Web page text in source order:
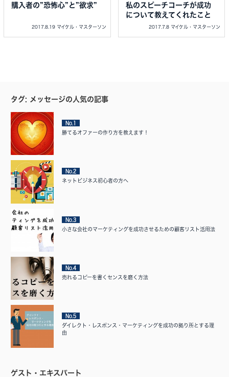
購入者の”恐怖心”と”欲求”
2017.8.19 マイケル・マスターソン
私のスピーチコーチが成功
について教えてくれたこと
2017.7.8 マイケル・マスターソン
タグ: メッセージの人気の記事
No.1
勝てるオファーの作り方を教えます！
No.2
ネットビジネス初心者の方へ
No.3
小さな会社のマーケティングを成功させるための顧客リスト活用法
No.4
売れるコピーを書くセンスを磨く方法
No.5
ダイレクト・レスポンス・マーケティングを成功の拠り所とする理
由
ゲスト・エキスパート